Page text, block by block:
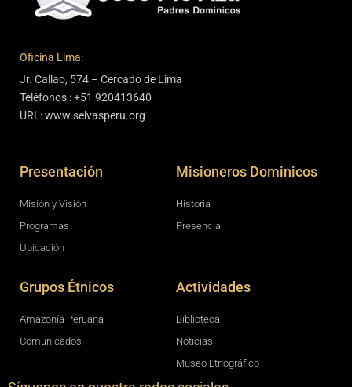
Oficina Lima:
Jr. Callao, 574 – Cercado de Lima
Teléfonos : +51 920413640
URL: www.selvasperu.org
Presentación
Misión y Visión
Programas
Ubicación
Misioneros Dominicos
Historia
Presencia
Grupos Étnicos
Amazonía Peruana
Comunicados
Actividades
Biblioteca
Noticias
Museo Etnográfico